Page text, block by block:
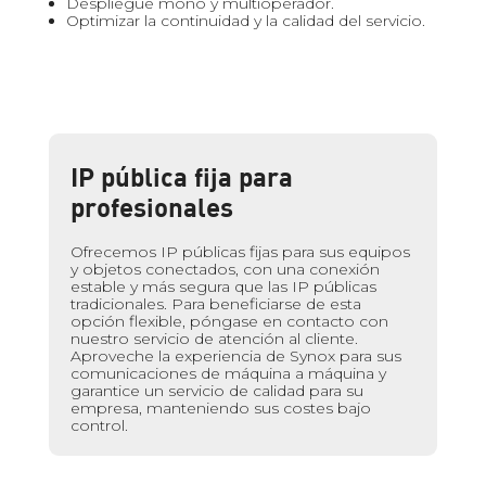
Optimizar la continuidad y la calidad del servicio.
IP pública fija para
profesionales
Ofrecemos IP públicas fijas para sus equipos
y objetos conectados, con una conexión
estable y más segura que las IP públicas
tradicionales. Para beneficiarse de esta
opción flexible, póngase en contacto con
nuestro servicio de atención al cliente.
Aproveche la experiencia de Synox para sus
comunicaciones de máquina a máquina y
garantice un servicio de calidad para su
empresa, manteniendo sus costes bajo
control.